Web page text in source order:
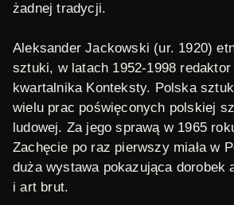
żadnej tradycji.
Aleksander Jackowski (ur. 1920)
sztuki, w latach 1952-1998
kwartalnika Konteksty. Polska
wielu prac poświęconych polskiej
ludowej. Za jego sprawą w 1965
Zachęcie po raz pierwszy miała w
duża wystawa pokazująca dorobek
i art brut.